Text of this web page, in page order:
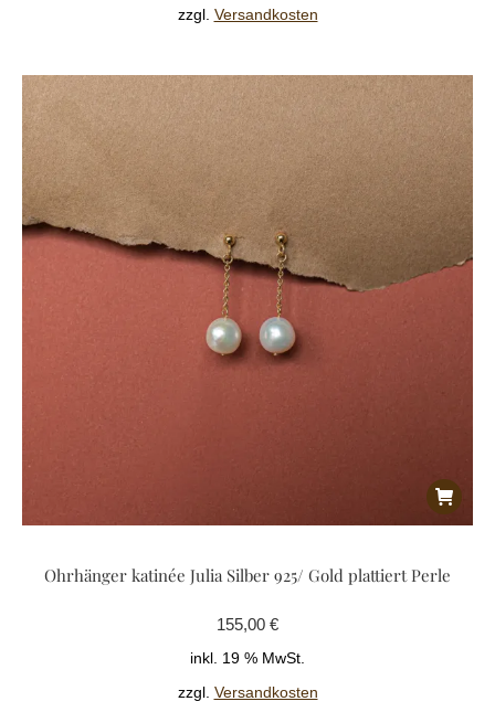
zzgl. Versandkosten
Ohrhänger katinée Julia Silber 925/ Gold plattiert Perle
155,00 €
inkl. 19 % MwSt.
zzgl. Versandkosten